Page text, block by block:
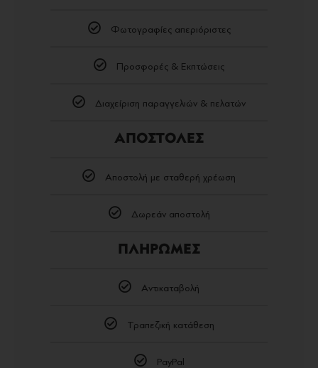
Φωτογραφίες απεριόριστες
Προσφορές & Εκπτώσεις
Διαχείριση παραγγελιών & πελατών
ΑΠΟΣΤΟΛΕΣ
Αποστολή με σταθερή χρέωση
Δωρεάν αποστολή
ΠΛΗΡΩΜΕΣ
Αντικαταβολή
Τραπεζική κατάθεση
PayPal